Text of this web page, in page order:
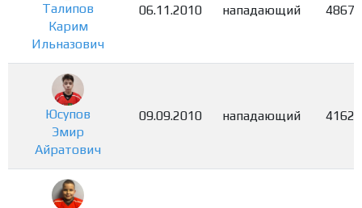
Талипов
Карим
Ильназович
06.11.2010 нападающий 4867
Юсупов
Эмир
Айратович
09.09.2010 нападающий 4162